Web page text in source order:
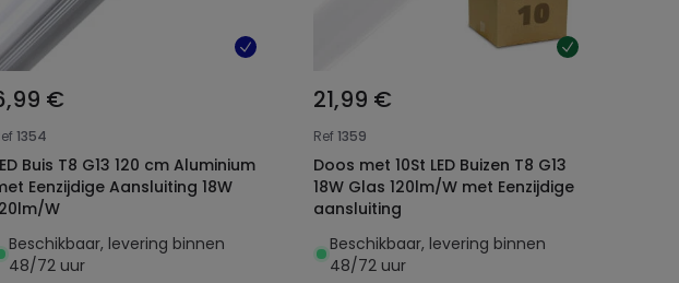
€
1354
Buis T8 G13 120 cm Aluminium
Eenzijdige Aansluiting 18W
W
Beschikbaar, levering binnen
48/72 uur
21,99 €
Ref1359
Doos met 10St LED Buizen T8 G13
18W Glas 120lm/W met Eenzijdige
aansluiting
Beschikbaar, levering binnen
48/72 uur